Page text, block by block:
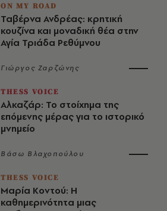
ON MY ROAD
Ταβέρνα Ανδρέας: κρητική
κουζίνα και μοναδική θέα στην
Αγία Τριάδα Ρεθύμνου
Γιώργος Ζαρζώνης
THESS VOICE
Αλκαζάρ: Το στοίχημα της
επόμενης μέρας για το ιστορικό
μνημείο
Βάσω Βλαχοπούλου
THESS VOICE
Μαρία Κοντού: Η
καθημερινότητα μιας